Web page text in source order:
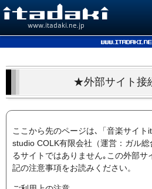
www.itadaki.ne.jp
★外部サイト接
ここから先のページは､「音楽サイト
studio COLK有限会社（運営：ガル
るサイトではありません｡この外部
記の注意事項をお読みください。